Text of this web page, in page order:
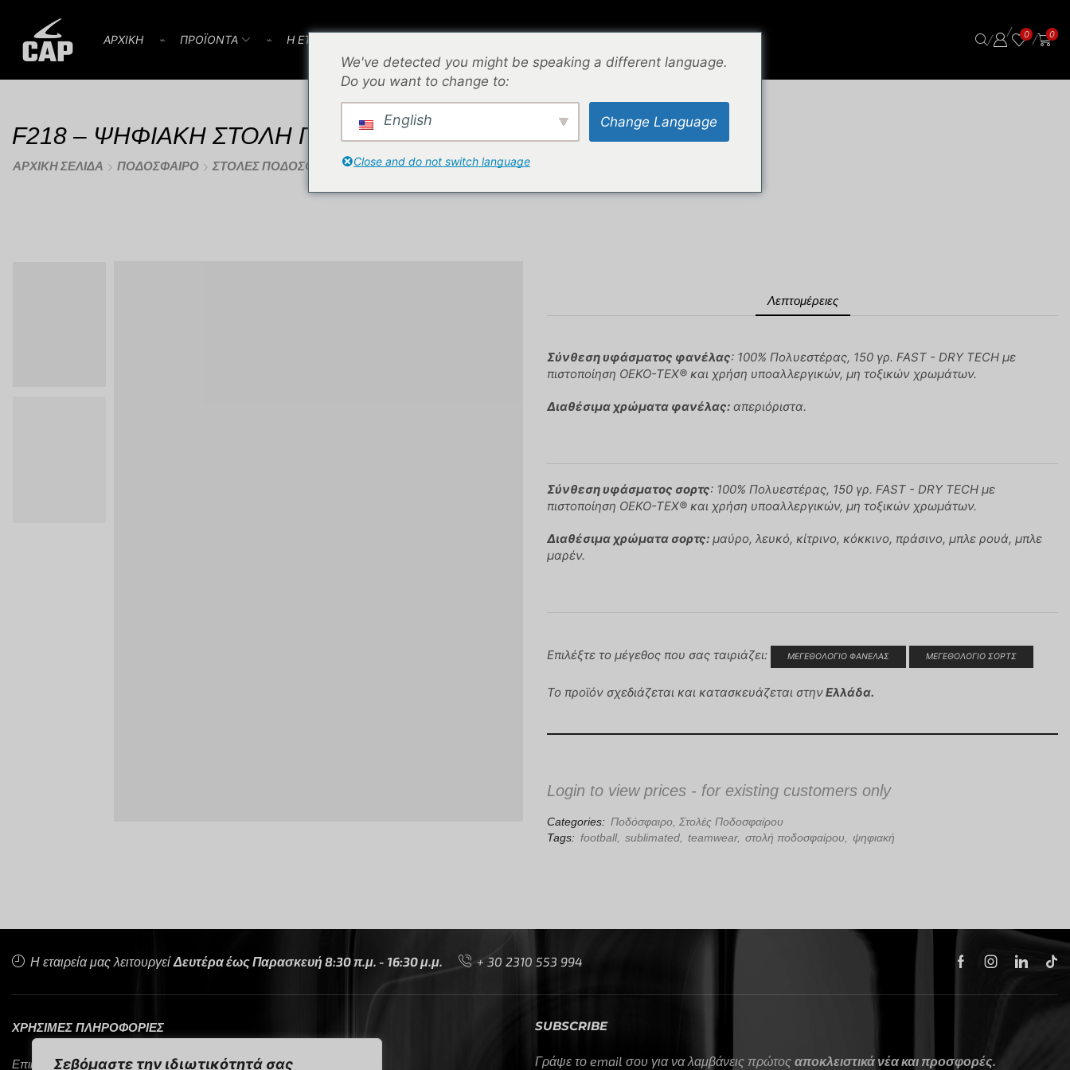
Σεβόμαστε την ιδιωτικότητά σας
AΡΧΙΚΗ ⌁ ΠΡΟΪOΝΤΑ ⌁ Η ΕΤΑΙΡΕΙΑ /
/ 0 / 0
F218 – ΨΗΦΙΑΚΗ ΣΤΟΛΗ ΠΟΔΟΣΦΑΙΡΟΥ
ΑΡΧΙΚΉ ΣΕΛΊΔΑ ΠΟΔΌΣΦΑΙΡΟ ΣΤΟΛΈΣ ΠΟΔΟΣΦΑΊΡΟΥ F218 – ΨΗΦΙΑΚΗ ΣΤΟΛΗ ΠΟΔΟΣΦΑΙΡΟΥ
Λεπτομέρειες
Σύνθεση υφάσματος φανέλας: 100% Πολυεστέρας, 150 γρ. FAST - DRY TECH με
πιστοποίηση OEKO-TEX® και χρήση υποαλλεργικών, μη τοξικών χρωμάτων.
Διαθέσιμα χρώματα φανέλας: απεριόριστα.
Σύνθεση υφάσματος σορτς: 100% Πολυεστέρας, 150 γρ. FAST - DRY TECH με
πιστοποίηση OEKO-TEX® και χρήση υποαλλεργικών, μη τοξικών χρωμάτων.
Διαθέσιμα χρώματα σορτς: μαύρο, λευκό, κίτρινο, κόκκινο, πράσινο, μπλε ρουά, μπλε
μαρέν.
Επιλέξτε το μέγεθος που σας ταιριάζει: ΜΕΓΕΘΟΛΟΓΙΟ ΦΑΝΕΛΑΣ ΜΕΓΕΘΟΛΟΓΙΟ ΣΟΡΤΣ
Το προϊόν σχεδιάζεται και κατασκευάζεται στηνΕλλάδα.
Login to view prices - for existing customers only
Categories: Ποδόσφαιρο, Στολές Ποδοσφαίρου
Tags: football, sublimated, teamwear, στολή ποδοσφαίρου, ψηφιακή
Η εταιρεία μας λειτουργείΔευτέρα έως Παρασκευή 8:30 π.μ. - 16:30 μ.μ. + 30 2310 553 994
ΧΡΗΣΙΜΕΣ ΠΛΗΡΟΦΟΡΙΕΣ
Επικοινωνία
SUBSCRIBE
Γράψε το email σου για να λαμβάνεις πρώτος αποκλειστικά νέα και προσφορές.
We've detected you might be speaking a different language.
Do you want to change to:
English Change Language
Close and do not switch language